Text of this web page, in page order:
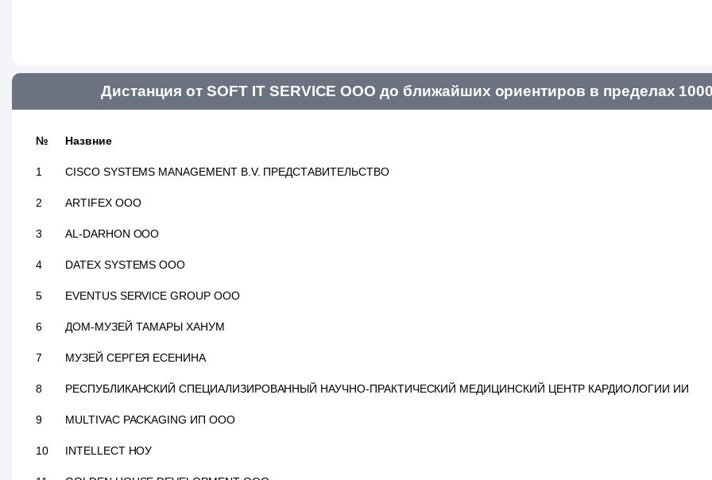
Дистанция от SOFT IT SERVICE ООО до ближайших ориентиров в пределах
№ Назвние
1 CISCO SYSTEMS MANAGEMENT B.V. ПРЕДСТАВИТЕЛЬСТВО
2 ARTIFEX ООО
3 AL-DARHON ООО
4 DATEX SYSTEMS ООО
5 EVENTUS SERVICE GROUP ООО
6 ДОМ-МУЗЕЙ ТАМАРЫ ХАНУМ
7 МУЗЕЙ СЕРГЕЯ ЕСЕНИНА
8 РЕСПУБЛИКАНСКИЙ СПЕЦИАЛИЗИРОВАННЫЙ НАУЧНО-ПРАКТИЧЕСКИЙ МЕДИЦИНСКИЙ ЦЕНТР КАРДИОЛОГИИ ИИ
9 MULTIVAC PACKAGING ИП ООО
10 INTELLECT НОУ